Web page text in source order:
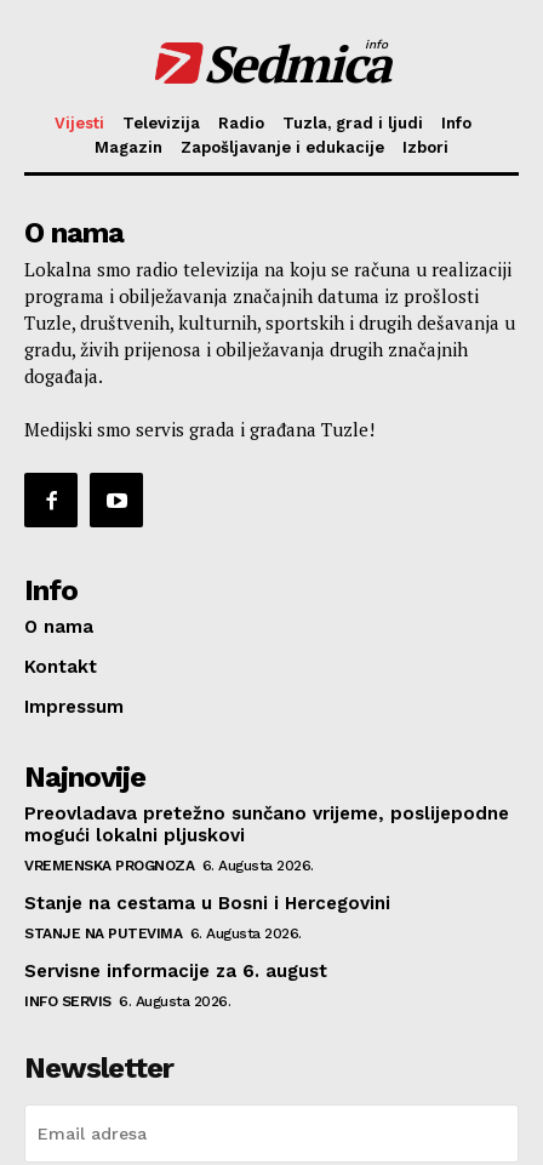
Sedmica
info
Vijesti Televizija Radio Tuzla, grad i ljudi
Info
Magazin
Zapošljavanje i edukacije Izbori
O nama
Lokalna smo radio televizija na koju se računa u realizaciji
programa i obilježavanja značajnih datuma iz prošlosti
Tuzle, društvenih, kulturnih, sportskih i drugih dešavanja u
gradu, živih prijenosa i obilježavanja drugih značajnih
događaja.
Medijski smo servis grada i građana Tuzle!
Info
O nama
Kontakt
Impressum
Najnovije
Preovladava pretežno sunčano vrijeme, poslijepodne
mogući lokalni pljuskovi
VREMENSKA PROGNOZA 6. Augusta 2026.
Stanje na cestama u Bosni i Hercegovini
STANJE NA PUTEVIMA 6. Augusta 2026.
Servisne informacije za 6. august
INFO SERVIS 6. Augusta 2026.
Newsletter